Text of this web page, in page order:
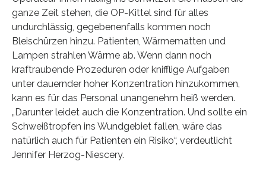
ganze Zeit stehen, die OP-Kittel sind für alles
undurchlässig, gegebenenfalls kommen noch
Bleischürzen hinzu. Patienten, Wärmematten und
Lampen strahlen Wärme ab. Wenn dann noch
kraftraubende Prozeduren oder knifflige Aufgaben
unter dauernder hoher Konzentration hinzukommen,
kann es für das Personal unangenehm heiß werden.
„Darunter leidet auch die Konzentration. Und sollte ein
Schweißtropfen ins Wundgebiet fallen, wäre das
natürlich auch für Patienten ein Risiko“, verdeutlicht
Jennifer Herzog-Niescery.